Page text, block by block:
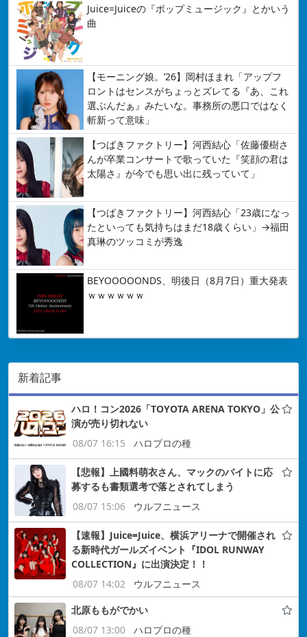
Juice=Juiceの『ポップミュージック』とかいう
曲
【モーニング娘。’26】岡村ほまれ「アップフ
ロントはセンスがちょっとズレてる『あ、これ
選ぶんだぁ』みたいな。事務所の悪口ではなく
斬新って意味」
【つばきファクトリー】河西結心「佐藤優樹さ
んが卒業コンサートで歌っていた『笑顔の君は
太陽さ』が今でも思い出に残っていて」
【つばきファクトリー】河西結心「23歳になっ
たといっても気持ちはまだ18歳くらい」→福田
真琳のツッコミが秀逸
BEYOOOOONDS、明後日（8月7日）重大発表
ｗｗｗｗｗｗ
新着記事
ハロ！コン2026「TOYOTA ARENA TOKYO」公
演が売り切れない
08/07 16:15
ハロプロの種
【悲報】上國料萌衣さん、マックのバイトに応
募するも書類選考で落とされてしまう
08/07 15:06
ウルフニュース
【速報】Juice=Juice、横浜アリーナで開催され
る新時代ガールズイベント『IDOL RUNWAY
COLLECTION』に出演決定！！
08/07 14:02
ウルフニュース
北原ももがでかい
08/07 13:00
ハロプロの種